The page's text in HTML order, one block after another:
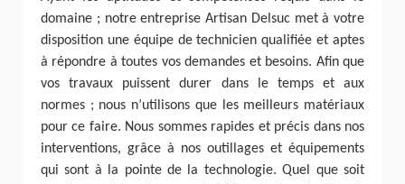
domaine ; notre entreprise Artisan Delsuc met à votre
disposition une équipe de technicien qualifiée et aptes
à répondre à toutes vos demandes et besoins. Afin que
vos travaux puissent durer dans le temps et aux
normes ; nous n’utilisons que les meilleurs matériaux
pour ce faire. Nous sommes rapides et précis dans nos
interventions, grâce à nos outillages et équipements
qui sont à la pointe de la technologie. Quel que soit